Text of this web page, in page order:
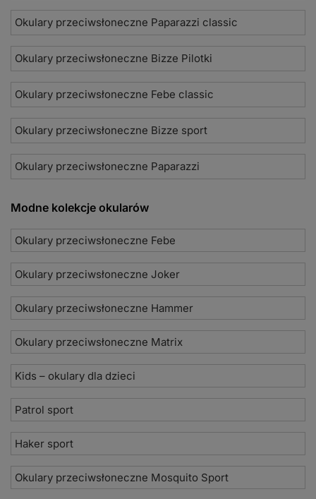
Okulary przeciwsłoneczne Paparazzi classic
Okulary przeciwsłoneczne Bizze Pilotki
Okulary przeciwsłoneczne Febe classic
Okulary przeciwsłoneczne Bizze sport
Okulary przeciwsłoneczne Paparazzi
Modne kolekcje okularów
Okulary przeciwsłoneczne Febe
Okulary przeciwsłoneczne Joker
Okulary przeciwsłoneczne Hammer
Okulary przeciwsłoneczne Matrix
Kids – okulary dla dzieci
Patrol sport
Haker sport
Okulary przeciwsłoneczne Mosquito Sport